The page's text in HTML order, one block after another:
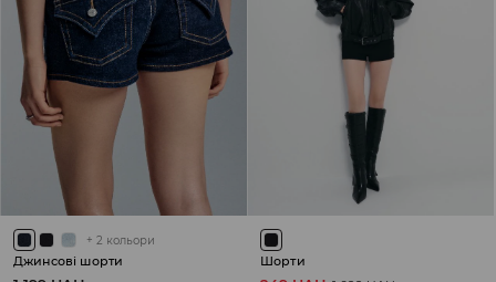
+ 2 кольори
Джинсові шорти Шорти